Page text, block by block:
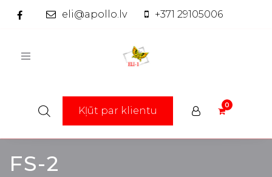
eli@apollo.lv +371 29105006
Toggle
Kļūt par klientu
FS-2